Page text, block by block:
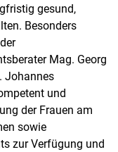
gesund,
Besonders
Mag. Georg
Johannes
und
der Frauen am
sowie
zur Verfügung und